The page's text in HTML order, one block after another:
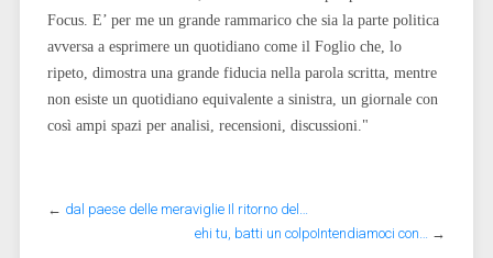
Focus. E’ per me un grande rammarico che sia la parte politica
avversa a esprimere un quotidiano come il Foglio che, lo
ripeto, dimostra una grande fiducia nella parola scritta, mentre
non esiste un quotidiano equivalente a sinistra, un giornale con
così ampi spazi per analisi, recensioni, discussioni."
← dal paese delle meraviglie Il ritorno del…
ehi tu, batti un colpoIntendiamoci con… →